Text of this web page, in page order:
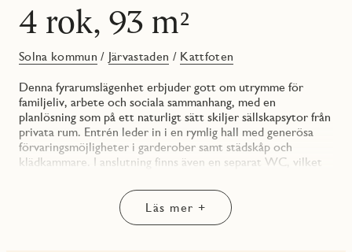
4 rok, 93 m²
Solna kommun / Järvastaden / Kattfoten
Denna fyrarumslägenhet erbjuder gott om utrymme för
familjeliv, arbete och sociala sammanhang, med en
planlösning som på ett naturligt sätt skiljer sällskapsytor från
privata rum. Entrén leder in i en rymlig hall med generösa
förvaringsmöjligheter i garderober samt städskåp och
klädkammare. I anslutning finns även en separat WC, vilket
Köket är funktionellt utformat med goda arbetsytor,
maskinell utrustning såsom kyl/frys, spis, ugn, diskho och
diskmaskin och plats för matbord. Det är modernt med vita
Läs mer +